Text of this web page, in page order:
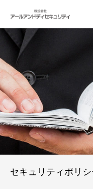
セキュリティポリシ
事故が発生した場
会社概要
お問い合わせ